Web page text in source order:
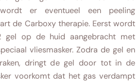
er eventueel een peeling
de Carboxy therapie. Eerst wordt
gel op de huid aangebracht met
vliesmasker. Zodra de gel en
dringt de gel door tot in de
voorkomt dat het gas verdampt